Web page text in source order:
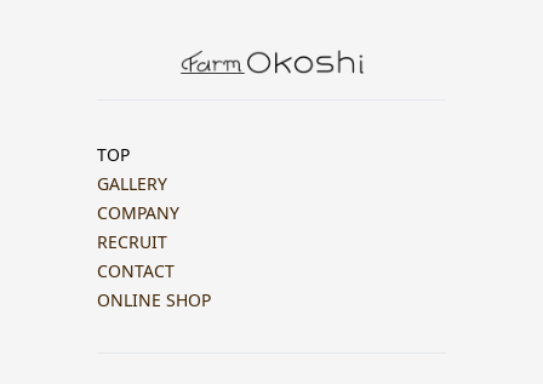
TOP
GALLERY
COMPANY
RECRUIT
CONTACT
ONLINE SHOP